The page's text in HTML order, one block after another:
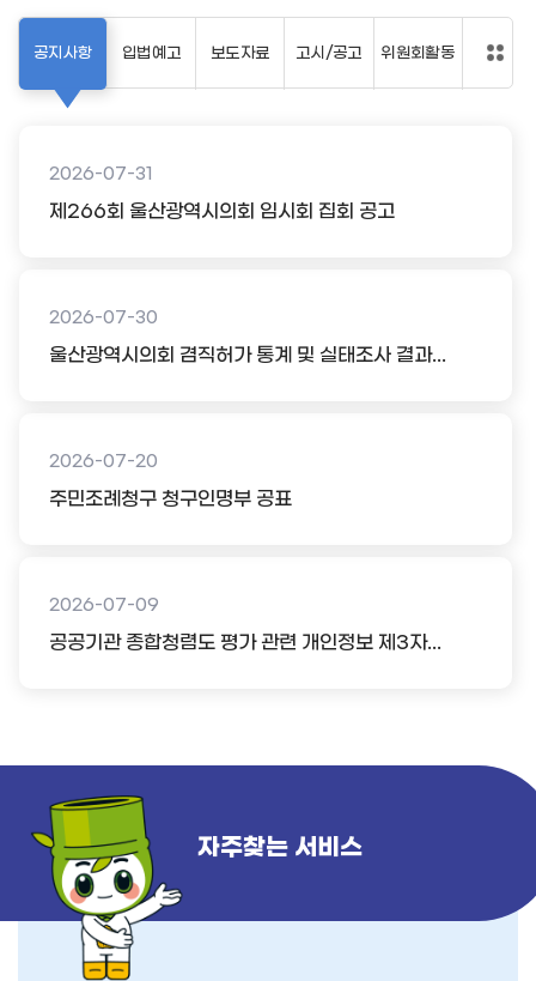
공지사항
2026-07-31
제266회 울산광역시의회 임시회 집회 공고
2026-07-30
울산광역시의회 겸직허가 통계 및 실태조사 결과...
2026-07-20
주민조례청구 청구인명부 공표
2026-07-09
공공기관 종합청렴도 평가 관련 개인정보 제3자...
입법예고 보도자료 고시/공고 위원회활동
자주찾는 서비스